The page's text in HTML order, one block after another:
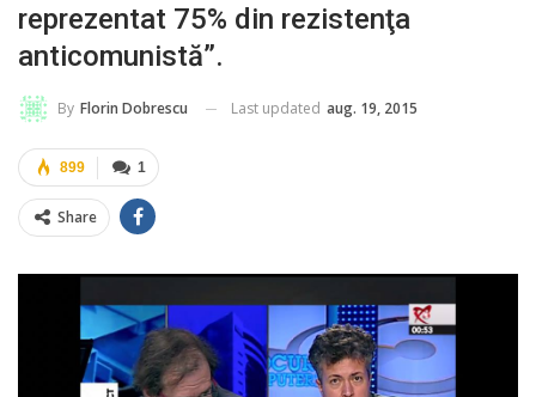
reprezentat 75% din rezistenţa
anticomunistă”.
By Florin Dobrescu Last updated aug. 19, 2015
1
899
Share